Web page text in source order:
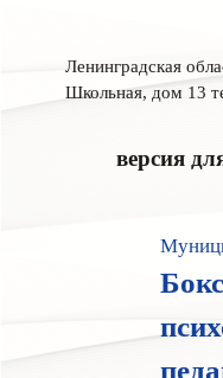
Ленинградская
Школьная, дом 13
версия